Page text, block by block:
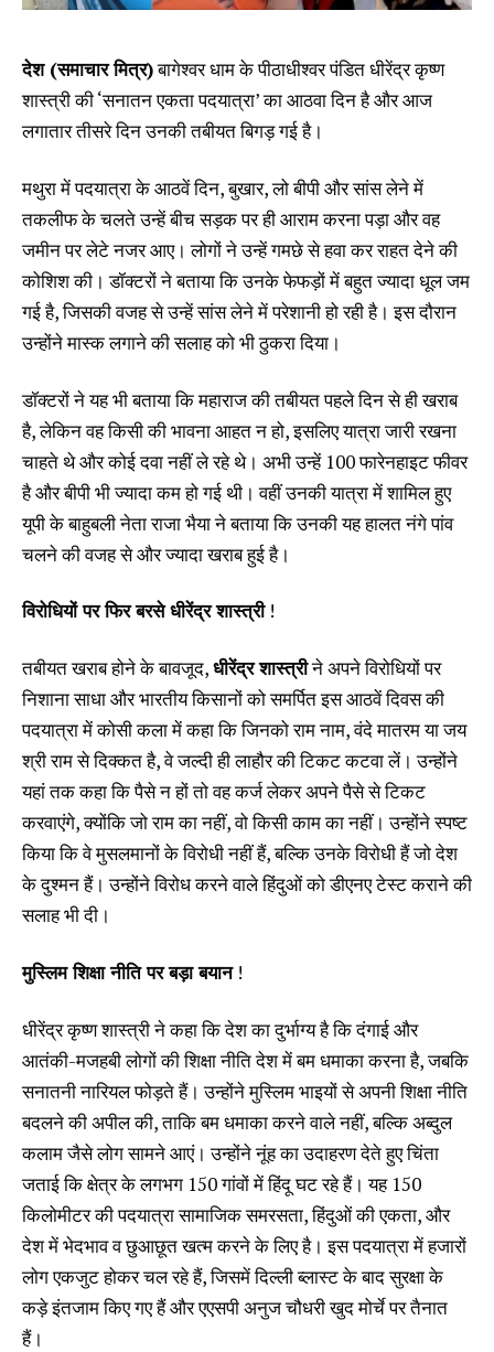
देश (समाचार मित्र)बागेश्वर धाम के पीठाधीश्वर पंडित धीरेंद्र कृष्ण
शास्त्री की ‘सनातन एकता पदयात्रा’ का आठवा दिन है और आज
लगातार तीसरे दिन उनकी तबीयत बिगड़ गई है।
मथुरा में पदयात्रा के आठवें दिन, बुखार, लो बीपी और सांस लेने में
तकलीफ के चलते उन्हें बीच सड़क पर ही आराम करना पड़ा और वह
जमीन पर लेटे नजर आए। लोगों ने उन्हें गमछे से हवा कर राहत देने की
कोशिश की। डॉक्टरों ने बताया कि उनके फेफड़ों में बहुत ज्यादा धूल जम
गई है, जिसकी वजह से उन्हें सांस लेने में परेशानी हो रही है। इस दौरान
उन्होंने मास्क लगाने की सलाह को भी ठुकरा दिया।
डॉक्टरों ने यह भी बताया कि महाराज की तबीयत पहले दिन से ही खराब
है, लेकिन वह किसी की भावना आहत न हो, इसलिए यात्रा जारी रखना
चाहते थे और कोई दवा नहीं ले रहे थे। अभी उन्हें 100 फारेनहाइट फीवर
है और बीपी भी ज्यादा कम हो गई थी। वहीं उनकी यात्रा में शामिल हुए
यूपी के बाहुबली नेता राजा भैया ने बताया कि उनकी यह हालत नंगे पांव
चलने की वजह से और ज्यादा खराब हुई है।
विरोधियों पर फिर बरसे धीरेंद्र शास्त्री!
तबीयत खराब होने के बावजूद,धीरेंद्र शास्त्रीने अपने विरोधियों पर
निशाना साधा और भारतीय किसानों को समर्पित इस आठवें दिवस की
पदयात्रा में कोसी कला में कहा कि जिनको राम नाम, वंदे मातरम या जय
श्री राम से दिक्कत है, वे जल्दी ही लाहौर की टिकट कटवा लें। उन्होंने
यहां तक कहा कि पैसे न हों तो वह कर्ज लेकर अपने पैसे से टिकट
करवाएंगे, क्योंकि जो राम का नहीं, वो किसी काम का नहीं। उन्होंने स्पष्ट
किया कि वे मुसलमानों के विरोधी नहीं हैं, बल्कि उनके विरोधी हैं जो देश
के दुश्मन हैं। उन्होंने विरोध करने वाले हिंदुओं को डीएनए टेस्ट कराने की
सलाह भी दी।
मुस्लिम शिक्षा नीति पर बड़ा बयान!
धीरेंद्र कृष्ण शास्त्री ने कहा कि देश का दुर्भाग्य है कि दंगाई और
आतंकी-मजहबी लोगों की शिक्षा नीति देश में बम धमाका करना है, जबकि
सनातनी नारियल फोड़ते हैं। उन्होंने मुस्लिम भाइयों से अपनी शिक्षा नीति
बदलने की अपील की, ताकि बम धमाका करने वाले नहीं, बल्कि अब्दुल
कलाम जैसे लोग सामने आएं। उन्होंने नूंह का उदाहरण देते हुए चिंता
जताई कि क्षेत्र के लगभग 150 गांवों में हिंदू घट रहे हैं। यह 150
किलोमीटर की पदयात्रा सामाजिक समरसता, हिंदुओं की एकता, और
देश में भेदभाव व छुआछूत खत्म करने के लिए है। इस पदयात्रा में हजारों
लोग एकजुट होकर चल रहे हैं, जिसमें दिल्ली ब्लास्ट के बाद सुरक्षा के
कड़े इंतजाम किए गए हैं और एएसपी अनुज चौधरी खुद मोर्चे पर तैनात
हैं।